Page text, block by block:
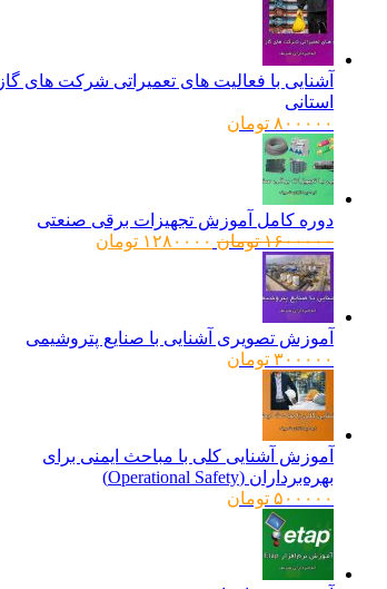
آشنایی با فعالیت های تعمیراتی شرکت های گاز
استانی
۸۰۰۰۰۰ تومان
دوره کامل آموزش تجهیزات برقی صنعتی
۱۶۰۰۰۰۰ تومان قیمت
۱۲۸۰۰۰۰ تومان
آموزش تصویری آشنایی با صنایع پتروشیمی
۳۰۰۰۰۰ تومان
آموزش آشنایی کلی با مباحث ایمنی برای
بهره‌برداران (Operational Safety)
۵۰۰۰۰۰ تومان